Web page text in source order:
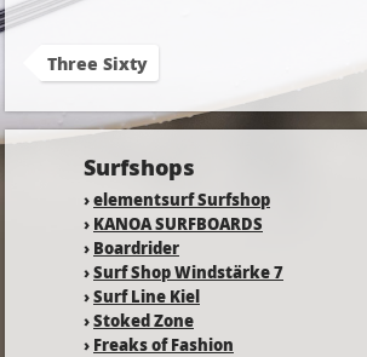
Three Sixty
Surfshops
›elementsurf Surfshop
› KANOA SURFBOARDS
› Boardrider
›Surf Shop Windstärke 7
›Surf Line Kiel
›Stoked Zone
› Freaks of Fashion